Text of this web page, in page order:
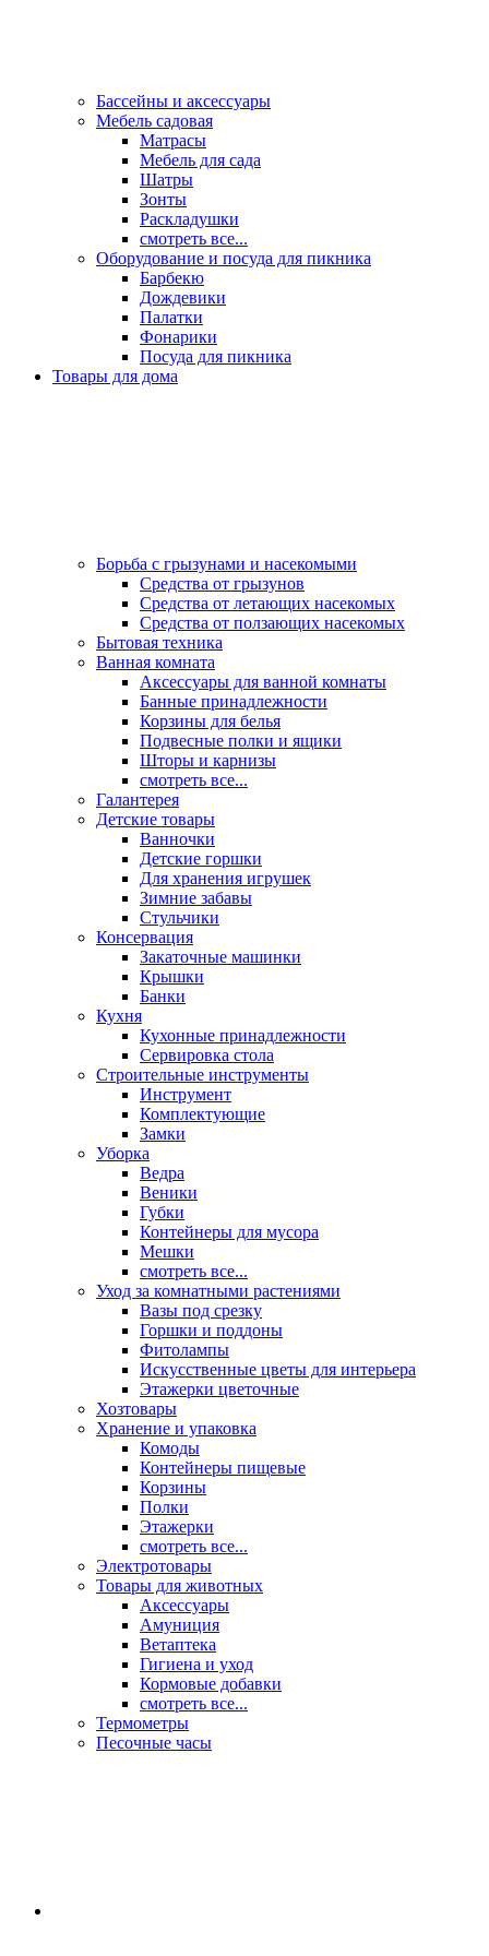
Бассейны и аксессуары
Мебель садовая
Матрасы
Мебель для сада
Шатры
Зонты
Раскладушки
смотреть все...
Оборудование и посуда для пикника
Барбекю
Дождевики
Палатки
Фонарики
Посуда для пикника
Товары для дома
Борьба с грызунами и насекомыми
Средства от грызунов
Средства от летающих насекомых
Средства от ползающих насекомых
Бытовая техника
Ванная комната
Аксессуары для ванной комнаты
Банные принадлежности
Корзины для белья
Подвесные полки и ящики
Шторы и карнизы
смотреть все...
Галантерея
Детские товары
Ванночки
Детские горшки
Для хранения игрушек
Зимние забавы
Стульчики
Консервация
Закаточные машинки
Крышки
Банки
Кухня
Кухонные принадлежности
Сервировка стола
Строительные инструменты
Инструмент
Комплектующие
Замки
Уборка
Ведра
Веники
Губки
Контейнеры для мусора
Мешки
смотреть все...
Уход за комнатными растениями
Вазы под срезку
Горшки и поддоны
Фитолампы
Искусственные цветы для интерьера
Этажерки цветочные
Хозтовары
Хранение и упаковка
Комоды
Контейнеры пищевые
Корзины
Полки
Этажерки
смотреть все...
Электротовары
Товары для животных
Аксессуары
Амуниция
Ветаптека
Гигиена и уход
Кормовые добавки
смотреть все...
Термометры
Песочные часы